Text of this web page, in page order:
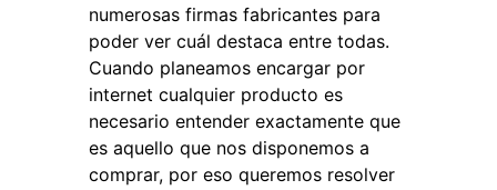
numerosas firmas fabricantes para
poder ver cuál destaca entre todas.
Cuando planeamos encargar por
internet cualquier producto es
necesario entender exactamente que
es aquello que nos disponemos a
comprar, por eso queremos resolver